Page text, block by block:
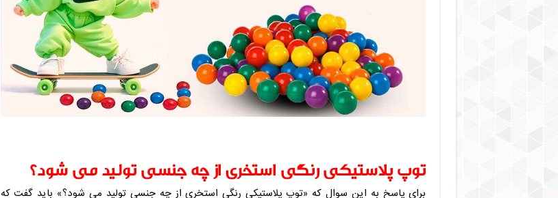
توپ پلاستیکی رنگی استخری از چه جنسی تولید می شود؟
برای پاسخ به این سوال که «توپ پلاستیکی رنگی استخری از چه جنسی تولید می شود؟» باید گفت که